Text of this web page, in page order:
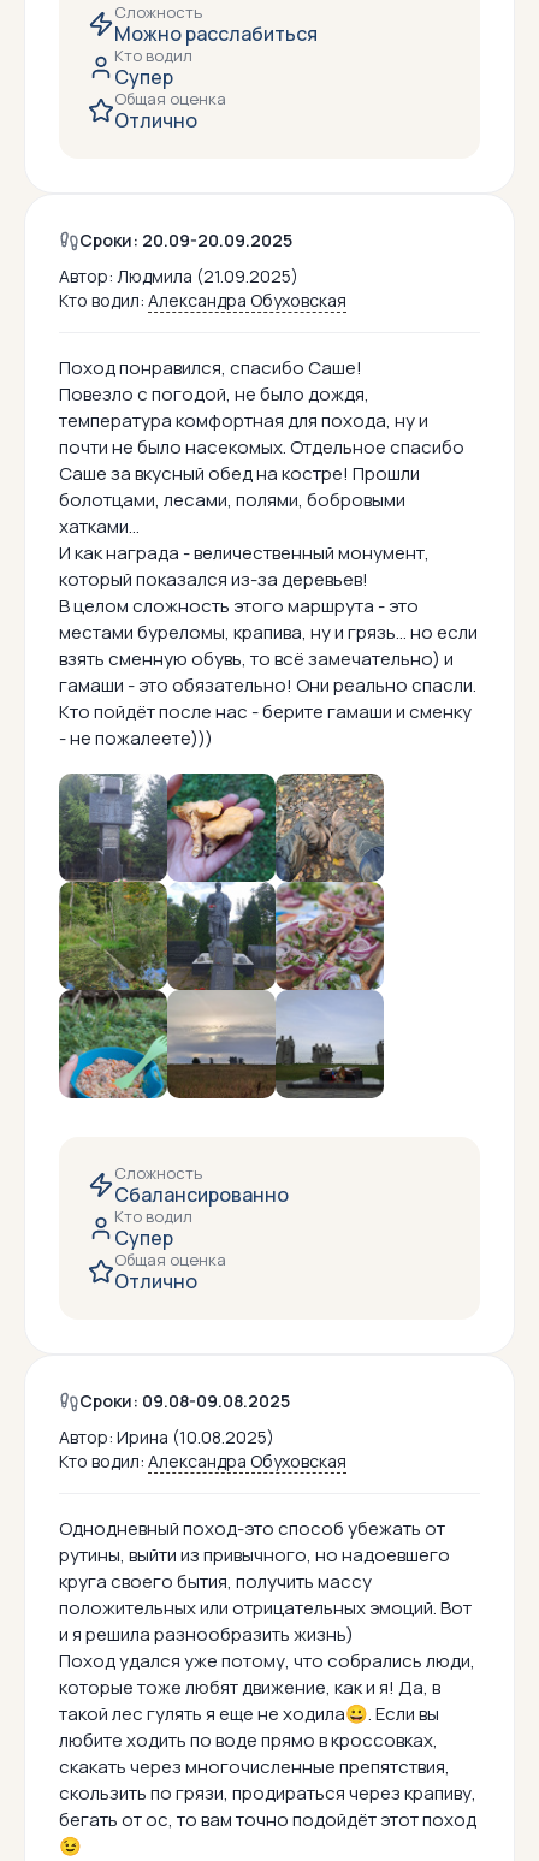
Сложность
Можно расслабиться
Кто водил
Супер
Общая оценка
Отлично
Сроки: 20.09-20.09.2025
Автор: Людмила (21.09.2025)
Кто водил: Александра Обуховская
Поход понравился, спасибо Саше!
Повезло с погодой, не было дождя,
температура комфортная для похода, ну и
почти не было насекомых. Отдельное спасибо
Саше за вкусный обед на костре! Прошли
болотцами, лесами, полями, бобровыми
хатками...
И как награда - величественный монумент,
который показался из-за деревьев!
В целом сложность этого маршрута - это
местами буреломы, крапива, ну и грязь... но если
взять сменную обувь, то всё замечательно) и
гамаши - это обязательно! Они реально спасли.
Кто пойдёт после нас - берите гамаши и сменку
- не пожалеете)))
Сложность
Сбалансированно
Кто водил
Супер
Общая оценка
Отлично
Сроки: 09.08-09.08.2025
Автор: Ирина (10.08.2025)
Кто водил: Александра Обуховская
Однодневный поход-это способ убежать от
рутины, выйти из привычного, но надоевшего
круга своего бытия, получить массу
положительных или отрицательных эмоций. Вот
и я решила разнообразить жизнь)
Поход удался уже потому, что собрались люди,
которые тоже любят движение, как и я! Да, в
такой лес гулять я еще не ходила😀. Если вы
любите ходить по воде прямо в кроссовках,
скакать через многочисленные препятствия,
скользить по грязи, продираться через крапиву,
бегать от ос, то вам точно подойдёт этот поход
😉